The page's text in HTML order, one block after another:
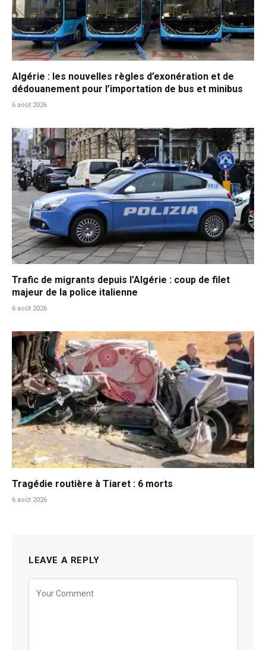
Algérie : les nouvelles règles d’exonération et de
dédouanement pour l’importation de bus et minibus
6 août 2026
Trafic de migrants depuis l’Algérie : coup de filet
majeur de la police italienne
6 août 2026
Tragédie routière à Tiaret : 6 morts
6 août 2026
LEAVE A REPLY